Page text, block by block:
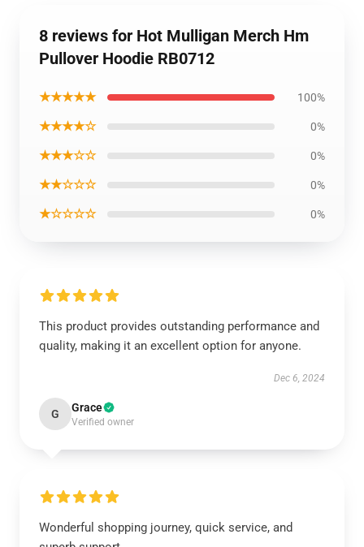
8 reviews for Hot Mulligan Merch Hm
Pullover Hoodie RB0712
★★★★★ 100%
★★★★☆ 0%
★★★☆☆ 0%
★★☆☆☆ 0%
★☆☆☆☆ 0%
This product provides outstanding performance and
quality, making it an excellent option for anyone.
Dec 6, 2024
G Grace
Verified owner
Wonderful shopping journey, quick service, and